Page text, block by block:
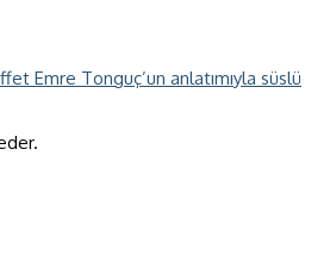
Emre Tonguç’un anlatımıyla süslü